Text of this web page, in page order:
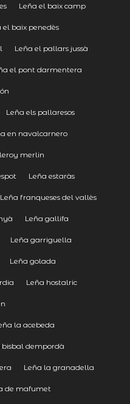
Leña el baix camp
el baix penedès
Leña el pallars jussà
el pont darmentera
Leña els pallaresos
en navalcarnero
merlin
Leña estaràs
Leña franqueses del vallès
Leña gallifa
Leña garriguella
Leña golada
Leña hostalric
la acebeda
bisbal dempordà
Leña la granadella
de mafumet